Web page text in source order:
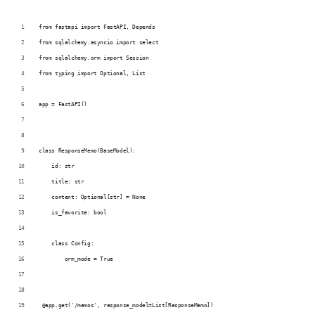
from fastapi import FastAPI, Depends
from sqlalchemy.asyncio import select
from sqlalchemy.orm import Session
from typing import Optional, List
app = FastAPI()
class ResponseMemo(BaseModel):
    id: str
    title: str
    content: Optional[str] = None
    is_favorite: bool
    class Config:
        orm_mode = True
@app.get('/memos', response_model=List[ResponseMemo])